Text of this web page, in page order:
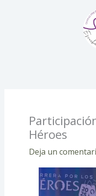
Héroes
Deja un